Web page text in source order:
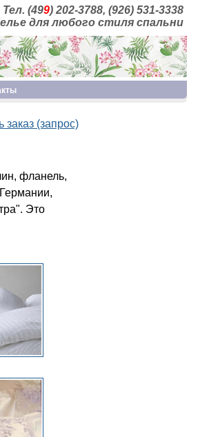
Тел. (499) 202-3788, (926) 531-3338
для любого стиля спальни
заказ (запрос)
фланель,
Это